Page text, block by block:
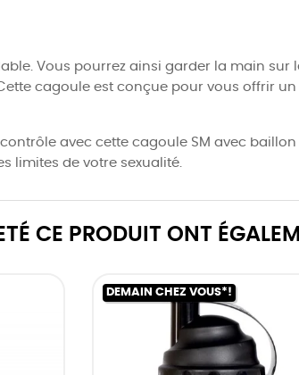
Vous pourrez ainsi garder la main sur
cagoule est conçue pour vous offrir
avec cette cagoule SM avec
limites de votre sexualité.
CE PRODUIT ONT
DEMAIN CHEZ VOUS*!